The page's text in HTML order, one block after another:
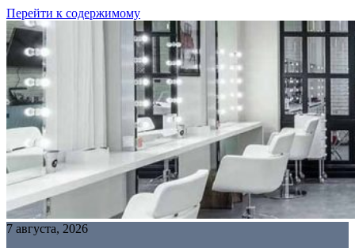
Перейти к содержимому
7 августа, 2026